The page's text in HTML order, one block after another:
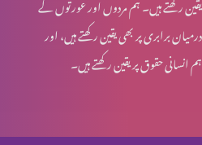
آخری جنگ – کیا تیاری ہو رہی ہے؟
درمیان برابری پر بھی یقین رکھتے ہیں، اور
ہم انسانی حقوق پر یقین رکھتے ہیں۔